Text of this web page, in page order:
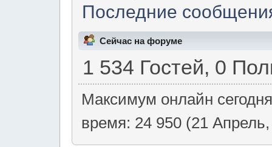
Последние
Сейчас на форуме
1 534 Гостей, 0
Максимум онлайн
время: 24 950 (21